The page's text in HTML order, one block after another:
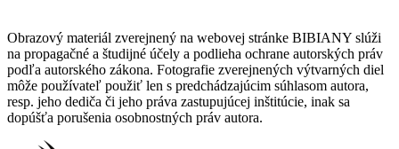
Obrazový materiál zverejnený na webovej stránke BIBIANY slúži
na propagačné a študijné účely a podlieha ochrane autorských práv
podľa autorského zákona. Fotografie zverejnených výtvarných diel
môže používateľ použiť len s predchádzajúcim súhlasom autora,
resp. jeho dediča či jeho práva zastupujúcej inštitúcie, inak sa
dopúšťa porušenia osobnostných práv autora.